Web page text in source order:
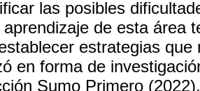
las posibles
aprendizaje de esta área
estrategias
en forma de
Sumo Primero